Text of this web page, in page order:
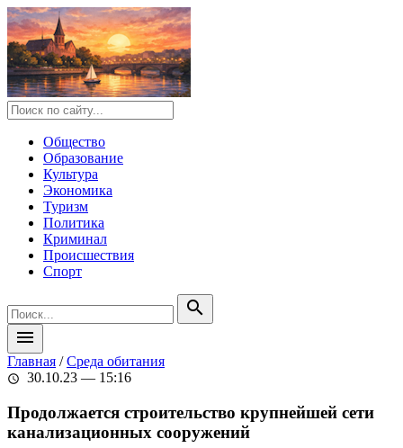
Общество
Образование
Культура
Экономика
Туризм
Политика
Криминал
Происшествия
Спорт
search
menu
Главная /Среда обитания
schedule 30.10.23 — 15:16
Продолжается строительство крупнейшей сети
канализационных сооружений